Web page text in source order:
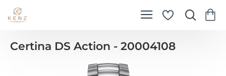
Certina DS Action - 20004108